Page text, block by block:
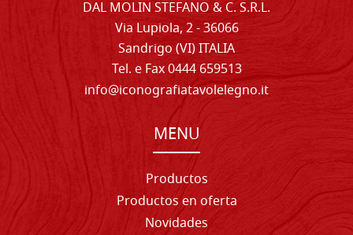
DAL MOLIN STEFANO & C. S.R.L.
Via Lupiola, 2 - 36066
Sandrigo (VI) ITALIA
Tel. e Fax 0444 659513
info@iconografiatavolelegno.it
MENU
Productos
Productos en oferta
Novidades